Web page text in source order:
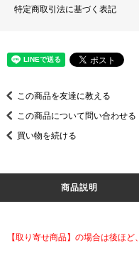
特定商取引法に基づく表記
この商品を友達に教える
この商品について問い合わせる
買い物を続ける
商品説明
【取り寄せ商品】の場合は後ほど